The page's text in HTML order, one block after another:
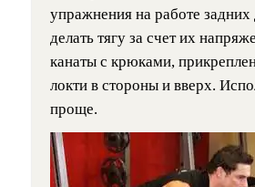
упражнения на работе
делать тягу за счет их
канаты с крюками,
локти в стороны и вверх.
проще.